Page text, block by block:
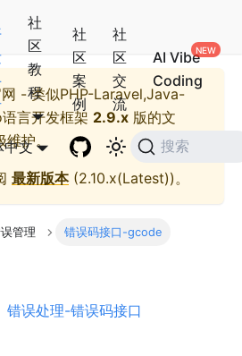
社
区
教
程
社
区
案
例
社
区
交
流
AI Vibe
Coding
中文 搜索
- 类似PHP-Laravel,Java-
言开发框架 2.9.x 版的文
维护。
最新版本(2.10.x(Latest))。
管理 错误码接口-gcode
错误处理-错误码接口